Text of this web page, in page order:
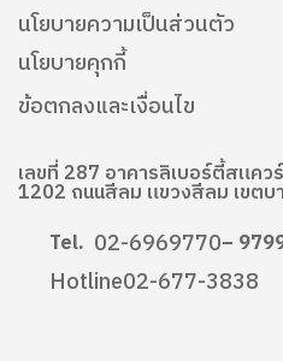
นโยบายความเป็นส่วนตัว
นโยบายคุกกี้
ข้อตกลงและเงื่อนไข
เลขที่ 287 อาคารลิเบอร์ตี้สแค
1202 ถนนสีลม แขวงสีลม เขตบ
Tel. 02-6969770–
Hotline02-677-3838